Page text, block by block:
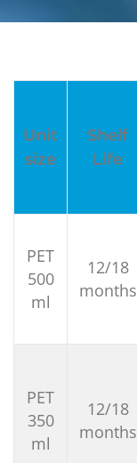
Unit
size
Shelf
Life
PET
500
ml
12/18
months
PET
350
ml
12/18
months